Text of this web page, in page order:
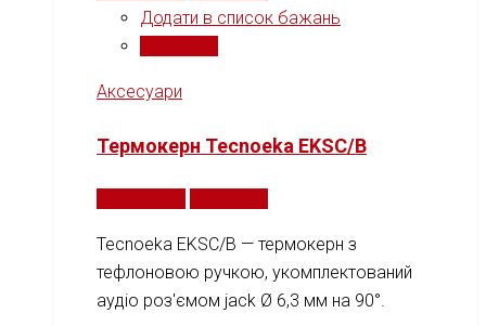
Додати в список бажань
Аксесуари
Термокерн Tecnoeka EKSC/B
Tecnoeka EKSC/B — термокерн з
тефлоновою ручкою, укомплектований
аудіо роз'ємом jack Ø 6,3 мм на 90°.